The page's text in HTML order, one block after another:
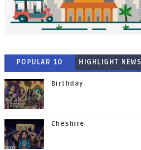
POPULAR 10 HIGHLIGHT NEWS
Birthday
Cheshire